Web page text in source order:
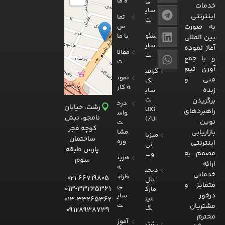
خدمات
اینترنتی
به صورت
بین المللی
آغاز نموده
و با جمع
آوری تیم
فنی و
زبده
برگزیدن
راهبردهای
نوین
بازاریابی
اینترنتی
مصمم به
ارائه
خدماتی
متمایز و
درخور
مشتریان
محترم
سای
ت
سئو
سای
ت
گرافی
ک
سای
ت
(UX
/UI)
میزبا
نی
وب
دیجی
تال
مارک
تین
گ
تما
س
با ما
مقالا
ت
نمون
ه کار
درخ
واس
ت
مشا
وره
هزین
ه
طراح
ی
سای
ت
آموز
رشت، خیابان
نامجو، نبش
کوچه فجر
ساختمان
پارس طبقه
سوم
021-66719805
013-33265361
013-33265362
09128938739